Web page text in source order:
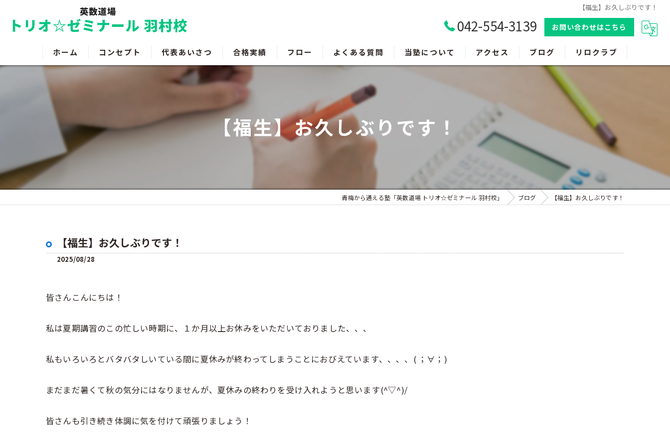
【福生】お久しぶりです！
042-554-3139 お問い合わせはこちら
ホーム コンセプト 代表あいさつ 合格実績 フロー よくある質問 当塾について
福生の塾
受験対策
アクセス ブログ リロクラブ
【福生】お久しぶりです！
青梅から通える塾「英数道場 トリオ☆ゼミナール 羽村校」 ブログ 【福生】お久しぶりです！
【福生】お久しぶりです！
2025/08/28
皆さんこんにちは！
私は夏期講習のこの忙しい時期に、１か月以上お休みをいただいておりました、、、
私もいろいろとバタバタしいている間に夏休みが終わってしまうことにおびえています、、、、( ；∀；)
まだまだ暑くて秋の気分にはなりませんが、夏休みの終わりを受け入れようと思います(^▽^)/
皆さんも引き続き体調に気を付けて頑張りましょう！